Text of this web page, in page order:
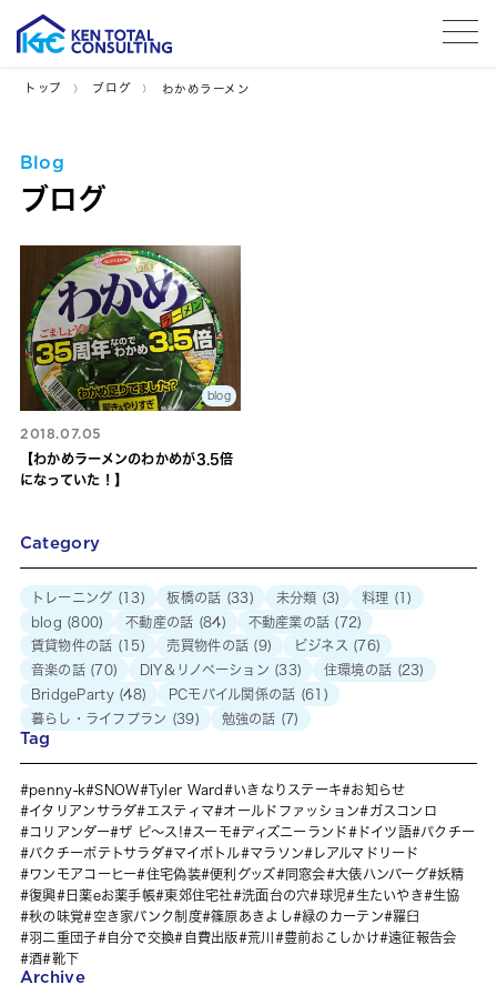
トップ ブログ わかめラーメン
Blog
ブログ
blog
2018.07.05
【わかめラーメンのわかめが3.5倍
になっていた！】
Category
トレーニング (13) 板橋の話 (33) 未分類 (3) 料理 (1)
blog (800) 不動産の話 (84) 不動産業の話 (72)
賃貸物件の話 (15) 売買物件の話 (9) ビジネス (76)
音楽の話(70) DIY＆リノベーション (33) 住環境の話 (23)
BridgeParty(48) PCモバイル関係の話 (61)
暮らし・ライフプラン (39) 勉強の話 (7)
Tag
penny-k SNOW Tyler Ward いきなりステーキ
お知らせ
イタリアンサラダ
エスティマ オールドファッション
ガスコンロ
コリアンダー
ザ ピ〜ス! スーモ ディズニーランド ドイツ語
パクチー
パクチーポテトサラダ
マイボトル マラソン
レアルマドリード
ワンモアコーヒー
住宅偽装 便利グッズ 同窓会 大俵ハンバーグ
妖精
復興
日薬eお薬手帳 東郊住宅社 洗面台の穴 球児 生たいやき
生協
秋の味覚
空き家バンク制度 篠原あきよし 緑のカーテン
羅臼
羽二重団子
自分で交換 自費出版 荒川 豊前おこしかけ
遠征報告会
酒
靴下
Archive